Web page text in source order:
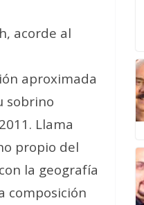
acorde al
aproximada
sobrino
Llama
propio del
la geografía
composición